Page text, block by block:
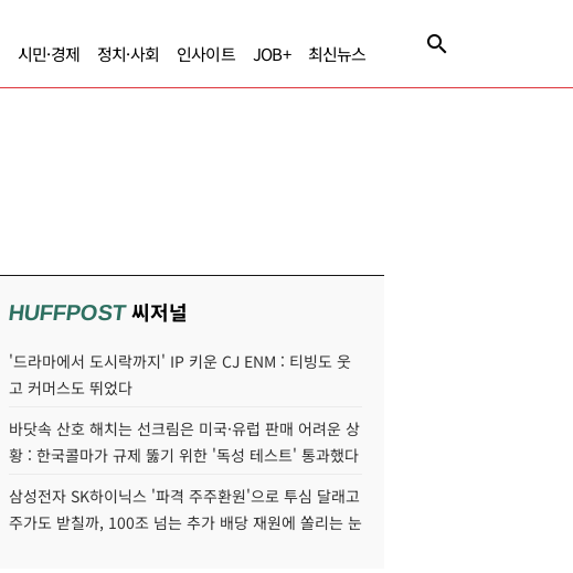
시민·경제 정치·사회 인사이트 JOB+ 최신뉴스
HUFFPOST씨저널
'드라마에서 도시락까지' IP 키운 CJ ENM : 티빙도 웃
고 커머스도 뛰었다
바닷속 산호 해치는 선크림은 미국·유럽 판매 어려운 상
황 : 한국콜마가 규제 뚫기 위한 '독성 테스트' 통과했다
삼성전자 SK하이닉스 '파격 주주환원'으로 투심 달래고
주가도 받칠까, 100조 넘는 추가 배당 재원에 쏠리는 눈